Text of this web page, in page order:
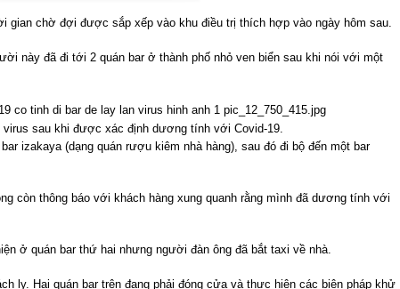
chờ đợi được sắp xếp vào khu điều trị thích hợp vào ngày hôm sau.
này đã đi tới 2 quán bar ở thành phố nhỏ ven biển sau khi nói với một
virus sau khi được xác định dương tính với Covid-19.
izakaya (dạng quán rượu kiêm nhà hàng), sau đó đi bộ đến một bar
còn thông báo với khách hàng xung quanh rằng mình đã dương tính với
ở quán bar thứ hai nhưng người đàn ông đã bắt taxi về nhà.
ly. Hai quán bar trên đang phải đóng cửa và thực hiện các biện pháp khử